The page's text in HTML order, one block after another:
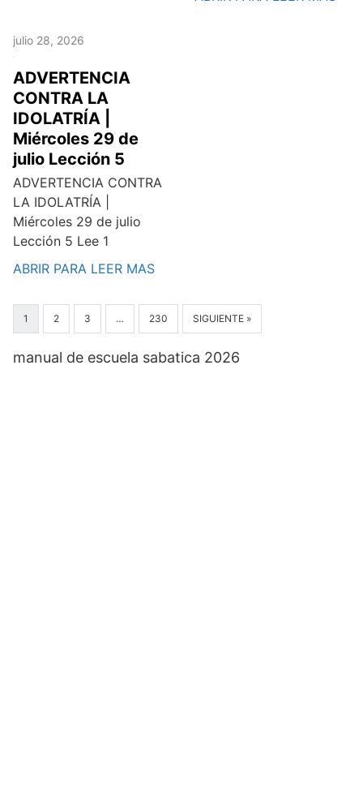
julio 28, 2026
ADVERTENCIA
CONTRA LA
IDOLATRÍA |
Miércoles 29 de
julio Lección 5
ADVERTENCIA CONTRA
LA IDOLATRÍA |
Miércoles 29 de julio
Lección 5 Lee 1
ABRIR PARA LEER MAS
1 2 3 … 230 SIGUIENTE »
manual de escuela sabatica 2026